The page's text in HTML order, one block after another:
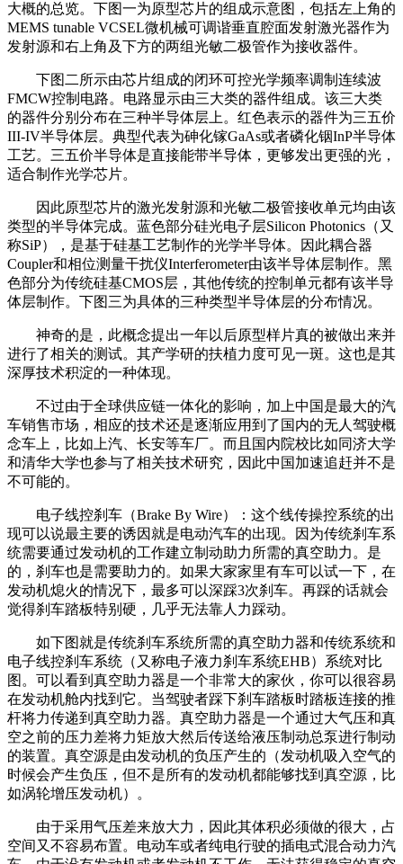
大概的总览。下图一为原型芯片的组成示意图，包括左上角的
MEMS tunable VCSEL微机械可调谐垂直腔面发射激光器作为
发射源和右上角及下方的两组光敏二极管作为接收器件。
下图二所示由芯片组成的闭环可控光学频率调制连续波
FMCW控制电路。电路显示由三大类的器件组成。该三大类
的器件分别分布在三种半导体层上。红色表示的器件为三五价
III-IV半导体层。典型代表为砷化镓GaAs或者磷化铟InP半导体
工艺。三五价半导体是直接能带半导体，更够发出更强的光，
适合制作光学芯片。
因此原型芯片的激光发射源和光敏二极管接收单元均由该
类型的半导体完成。蓝色部分硅光电子层Silicon Photonics（又
称SiP），是基于硅基工艺制作的光学半导体。因此耦合器
Coupler和相位测量干扰仪Interferometer由该半导体层制作。黑
色部分为传统硅基CMOS层，其他传统的控制单元都有该半导
体层制作。下图三为具体的三种类型半导体层的分布情况。
神奇的是，此概念提出一年以后原型样片真的被做出来并
进行了相关的测试。其产学研的扶植力度可见一斑。这也是其
深厚技术积淀的一种体现。
不过由于全球供应链一体化的影响，加上中国是最大的汽
车销售市场，相应的技术还是逐渐应用到了国内的无人驾驶概
念车上，比如上汽、长安等车厂。而且国内院校比如同济大学
和清华大学也参与了相关技术研究，因此中国加速追赶并不是
不可能的。
电子线控刹车（Brake By Wire）：这个线传操控系统的出
现可以说最主要的诱因就是电动汽车的出现。因为传统刹车系
统需要通过发动机的工作建立制动助力所需的真空助力。是
的，刹车也是需要助力的。如果大家家里有车可以试一下，在
发动机熄火的情况下，最多可以深踩3次刹车。再踩的话就会
觉得刹车踏板特别硬，几乎无法靠人力踩动。
如下图就是传统刹车系统所需的真空助力器和传统系统和
电子线控刹车系统（又称电子液力刹车系统EHB）系统对比
图。可以看到真空助力器是一个非常大的家伙，你可以很容易
在发动机舱内找到它。当驾驶者踩下刹车踏板时踏板连接的推
杆将力传递到真空助力器。真空助力器是一个通过大气压和真
空之前的压力差将力矩放大然后传送给液压制动总泵进行制动
的装置。真空源是由发动机的负压产生的（发动机吸入空气的
时候会产生负压，但不是所有的发动机都能够找到真空源，比
如涡轮增压发动机）。
由于采用气压差来放大力，因此其体积必须做的很大，占
空间又不容易布置。电动车或者纯电行驶的插电式混合动力汽